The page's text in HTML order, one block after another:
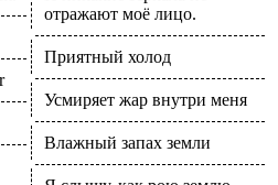
отражают моё лицо.
Приятный холод
Усмиряет жар внутри меня
Влажный запах земли